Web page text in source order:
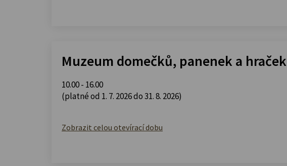
Muzeum domečků, panenek a hraček
10.00 - 16.00
(platné od 1. 7. 2026 do 31. 8. 2026)
Zobrazit celou otevírací dobu